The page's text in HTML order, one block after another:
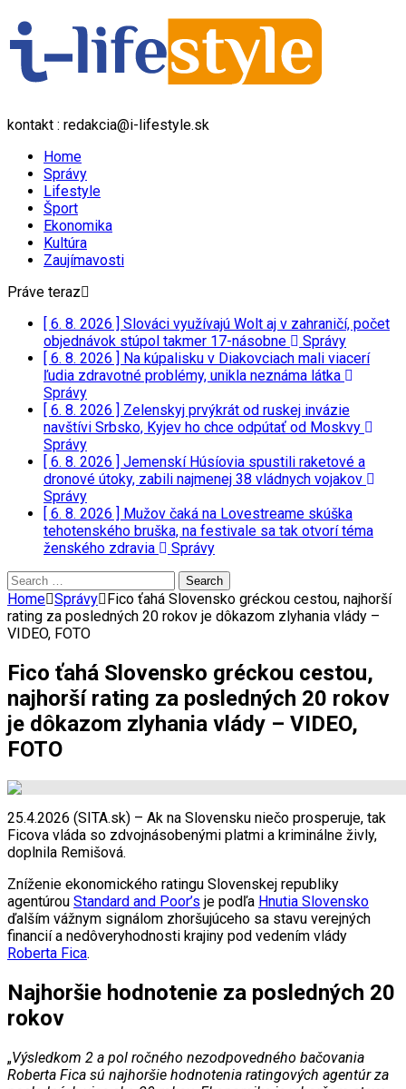
kontakt : redakcia@i-lifestyle.sk
Home
Správy
Lifestyle
Šport
Ekonomika
Kultúra
Zaujímavosti
Práve teraz
[ 6. 8. 2026 ] Slováci využívajú Wolt aj v zahraničí, počet
objednávok stúpol takmer 17-násobne
Správy
[ 6. 8. 2026 ] Na kúpalisku v Diakovciach mali viacerí
ľudia zdravotné problémy, unikla neznáma látka
Správy
[ 6. 8. 2026 ] Zelenskyj prvýkrát od ruskej invázie
navštívi Srbsko, Kyjev ho chce odpútať od Moskvy
Správy
[ 6. 8. 2026 ] Jemenskí Húsíovia spustili raketové a
dronové útoky, zabili najmenej 38 vládnych vojakov
Správy
[ 6. 8. 2026 ] Mužov čaká na Lovestreame skúška
tehotenského bruška, na festivale sa tak otvorí téma
ženského zdravia
Správy
Search
for:
Home Správy Fico ťahá Slovensko gréckou cestou, najhorší
rating za posledných 20 rokov je dôkazom zlyhania vlády –
VIDEO, FOTO
Fico ťahá Slovensko gréckou cestou,
najhorší rating za posledných 20 rokov
je dôkazom zlyhania vlády – VIDEO,
FOTO
25.4.2026 (SITA.sk) – Ak na Slovensku niečo prosperuje, tak
Ficova vláda so zdvojnásobenými platmi a kriminálne živly,
doplnila Remišová.
Zníženie ekonomického ratingu Slovenskej republiky
agentúrou Standard and Poor’s je podľa Hnutia Slovensko
ďalším vážnym signálom zhoršujúceho sa stavu verejných
financií a nedôveryhodnosti krajiny pod vedením vlády
Roberta Fica.
Najhoršie hodnotenie za posledných 20
rokov
„Výsledkom 2 a pol ročného nezodpovedného bačovania
Roberta Fica sú najhoršie hodnotenia ratingových agentúr za